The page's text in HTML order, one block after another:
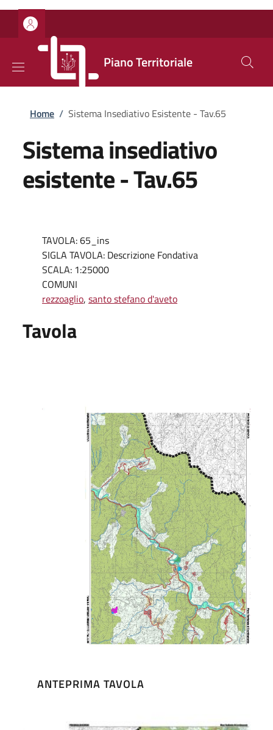
Salta al contenuto principale
Skip to footer content
Piano Territoriale
Briciole di pane
Home / Sistema Insediativo Esistente - Tav.65
Sistema insediativo
esistente - Tav.65
TAVOLA: 65_ins
SIGLA TAVOLA: Descrizione Fondativa
SCALA: 1:25000
COMUNI
rezzoaglio, santo stefano d'aveto
Tavola
ANTEPRIMA TAVOLA